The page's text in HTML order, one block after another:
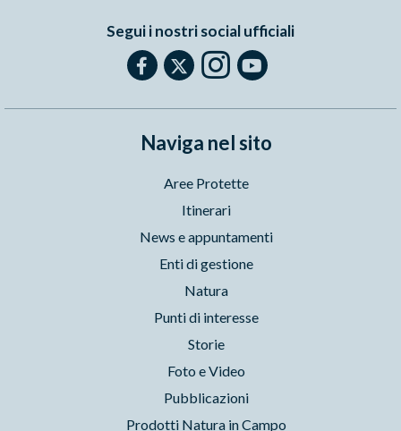
Segui i nostri social ufficiali
Naviga nel sito
Aree Protette
Itinerari
News e appuntamenti
Enti di gestione
Natura
Punti di interesse
Storie
Foto e Video
Pubblicazioni
Prodotti Natura in Campo